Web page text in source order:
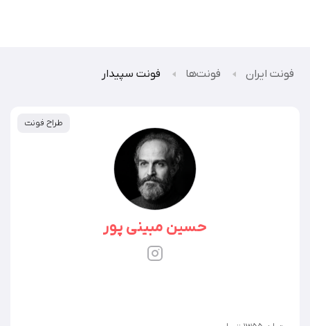
فونت ایران فونت‌ها فونت سپیدار
طراح فونت
حسین مبینی‌ پور